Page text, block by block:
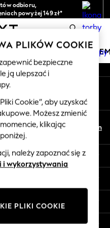
odbioru,
powyżej 149 zł*
0
En
PLIKÓW COOKIE
bezpieczne
ją ulepszać i
Cookie”, aby uzyskać
Możesz zmienić
klikając
należy zapoznać się z
wykorzystywania
PLIKI COOKIE